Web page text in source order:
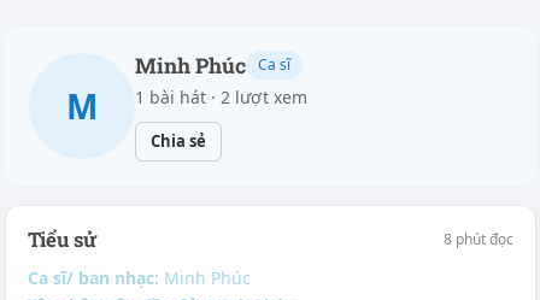
M
Minh Phúc Ca sĩ
1 bài hát · 2 lượt xem
Chia sẻ
Tiểu sử 8 phút đọc
Ca sĩ/ ban nhạc: Minh Phúc